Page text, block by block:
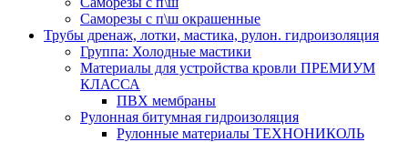
Саморезы с п\ш окрашенные
Трубы дренаж, лотки, мастика, рулон. гидроизоляция
Группа: Холодные мастики
Материалы для устройства кровли ПРЕМИУМ
КЛАССА
ПВХ мембраны
Рулонная битумная гидроизоляция
Рулонные материалы ТЕХНОНИКОЛЬ